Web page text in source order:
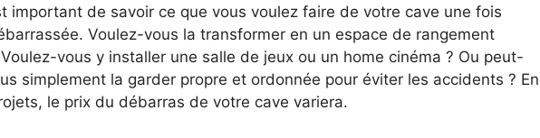
important de savoir ce que vous voulez faire de votre cave une fois
Voulez-vous la transformer en un espace de rangement
vous y installer une salle de jeux ou un home cinéma ? Ou peut-
simplement la garder propre et ordonnée pour éviter les accidents ? En
le prix du débarras de votre cave variera.